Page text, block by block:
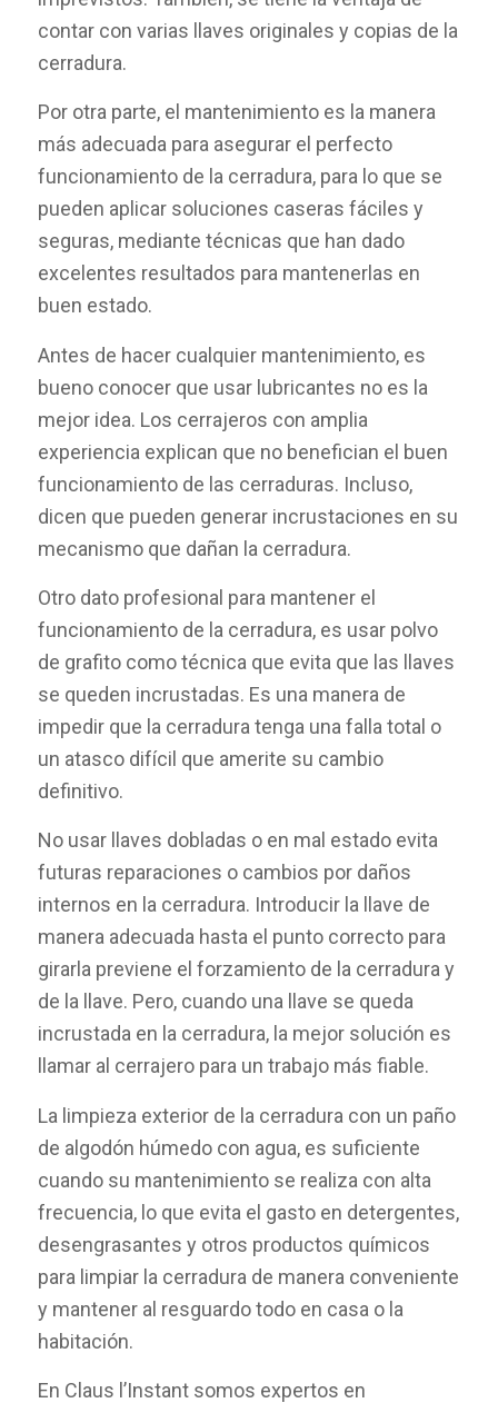
contar con varias llaves originales y copias de la
cerradura.
Por otra parte, el mantenimiento es la manera
más adecuada para asegurar el perfecto
funcionamiento de la cerradura, para lo que se
pueden aplicar soluciones caseras fáciles y
seguras, mediante técnicas que han dado
excelentes resultados para mantenerlas en
buen estado.
Antes de hacer cualquier mantenimiento, es
bueno conocer que usar lubricantes no es la
mejor idea. Los cerrajeros con amplia
experiencia explican que no benefician el buen
funcionamiento de las cerraduras. Incluso,
dicen que pueden generar incrustaciones en su
mecanismo que dañan la cerradura.
Otro dato profesional para mantener el
funcionamiento de la cerradura, es usar polvo
de grafito como técnica que evita que las llaves
se queden incrustadas. Es una manera de
impedir que la cerradura tenga una falla total o
un atasco difícil que amerite su cambio
definitivo.
No usar llaves dobladas o en mal estado evita
futuras reparaciones o cambios por daños
internos en la cerradura. Introducir la llave de
manera adecuada hasta el punto correcto para
girarla previene el forzamiento de la cerradura y
de la llave. Pero, cuando una llave se queda
incrustada en la cerradura, la mejor solución es
llamar al cerrajero para un trabajo más fiable.
La limpieza exterior de la cerradura con un paño
de algodón húmedo con agua, es suficiente
cuando su mantenimiento se realiza con alta
frecuencia, lo que evita el gasto en detergentes,
desengrasantes y otros productos químicos
para limpiar la cerradura de manera conveniente
y mantener al resguardo todo en casa o la
habitación.
En Claus l’Instant somos expertos en